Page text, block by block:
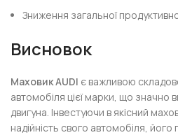
Зниження загальної
Висновок
Маховик AUDI є важливою
автомобіля цієї марки, що значно
двигуна. Інвестуючи в якісний
надійність свого автомобіля, його